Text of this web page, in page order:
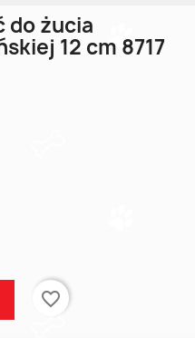
do żucia
12 cm 8717
favorite_border